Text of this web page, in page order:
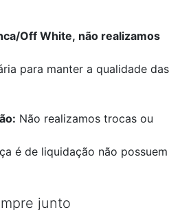
Off White, não realizamos
para manter a qualidade das
Não realizamos trocas ou
é de liquidação não possuem
junto